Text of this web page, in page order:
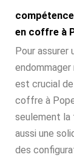
en coffre à
Pour
endommager
est crucial
coffre à
seulement la
aussi une
des